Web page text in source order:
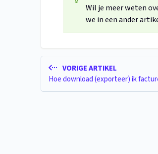
Wil je meer weten
we in een ander
VORIGE ARTIKEL
Hoe download (exporteer) ik